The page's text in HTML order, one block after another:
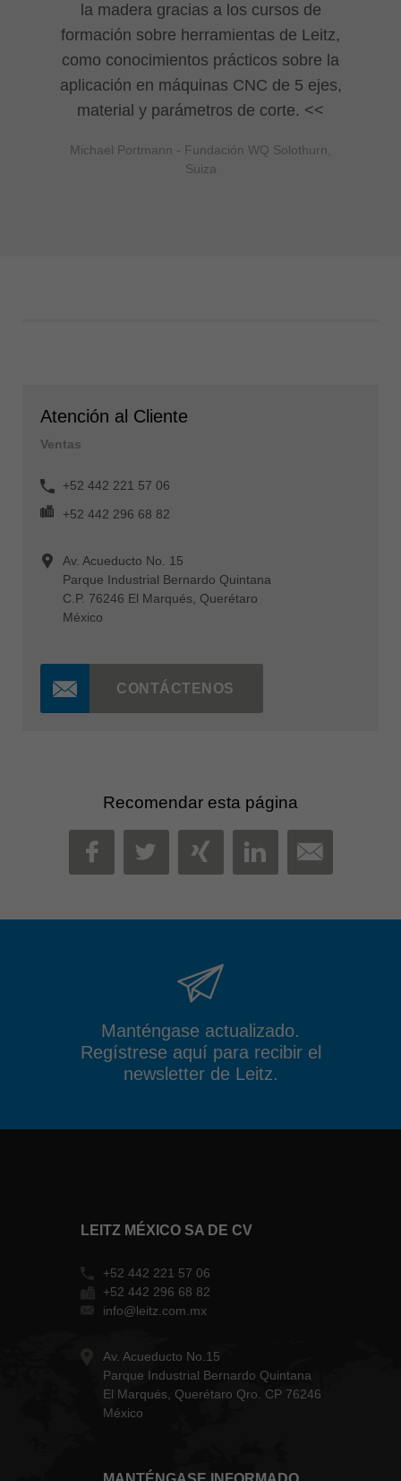
la madera gracias a los cursos de
formación sobre herramientas de Leitz,
como conocimientos prácticos sobre la
aplicación en máquinas CNC de 5 ejes,
material y parámetros de corte.
Michael Portmann - Fundación WQ Solothurn,
Suiza
Atención al Cliente
Ventas
+52 442 221 57 06
+52 442 296 68 82
Av. Acueducto No. 15
Parque Industrial Bernardo Quintana
C.P. 76246 El Marqués, Querétaro
México
CONTÁCTENOS
Recomendar esta página
FACEBOOK
TWITTER
XINGLINKEDIN
MAIL
Manténgase actualizado.
Regístrese aquí para recibir el
newsletter de Leitz.
LEITZ MÉXICO SA DE CV
+52 442 221 57 06
+52 442 296 68 82
info@leitz.com.mx
Av. Acueducto No.15
Parque Industrial Bernardo Quintana
El Marqués, Querétaro Qro. CP 76246
México